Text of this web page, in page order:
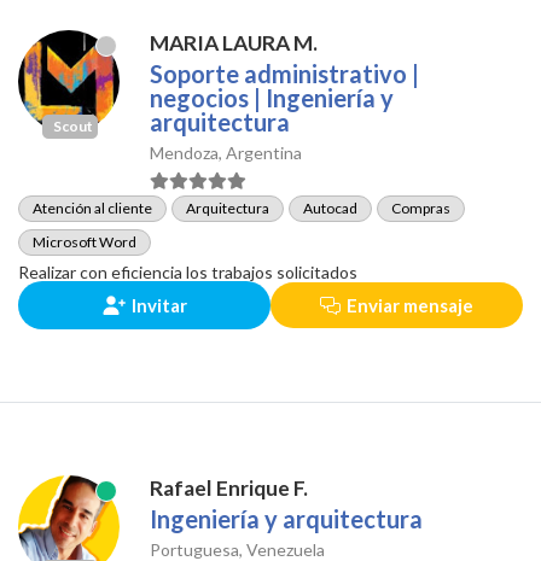
Scout
MARIA LAURA M.
Soporte administrativo |
negocios | Ingeniería y
arquitectura
Mendoza, Argentina
Atención al cliente Arquitectura Autocad
Compras
Microsoft Word
Realizar con eficiencia los trabajos solicitados
Invitar Enviar mensaje
Rafael Enrique F.
Ingeniería y arquitectura
Portuguesa, Venezuela